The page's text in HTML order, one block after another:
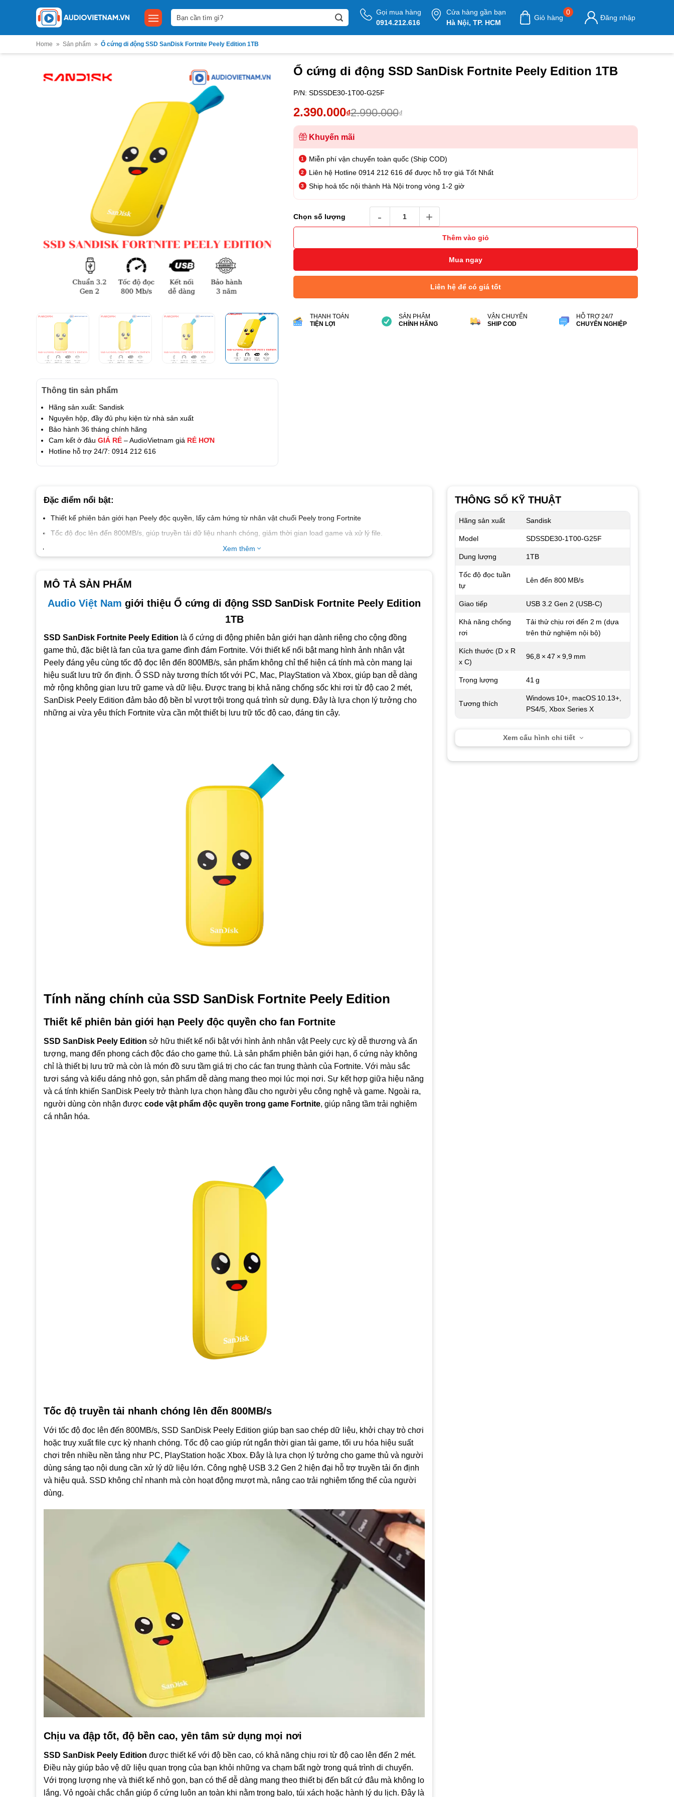
Tìm
kiếm:
Gọi mua hàng
0914.212.616
Cửa hàng gần bạn
Hà Nội, TP. HCM
Giỏ hàng
0
Đăng nhập
Home » Sản phẩm » Ổ cứng di động SSD SanDisk Fortnite Peely Edition 1TB
Thông tin sản phẩm
Hãng sản xuất: Sandisk
Nguyên hộp, đầy đủ phụ kiện từ nhà sản xuất
Bảo hành 36 tháng chính hãng
Cam kết ở đâu GIÁ RẺ – AudioVietnam giá RẺ HƠN
Hotline hỗ trợ 24/7: 0914 212 616
Ổ cứng di động SSD SanDisk Fortnite Peely Edition 1TB
P/N: SDSSDE30-1T00-G25F
2.990.000₫
Giá
gốc
là:
2.990.000₫.
2.390.000₫
Giá
hiện
tại
là:
2.390.000₫.
Khuyến mãi
Miễn phí vận chuyển toàn quốc (Ship COD)
Liên hệ Hotline 0914 212 616 để được hỗ trợ giá Tốt Nhất
Ship hoả tốc nội thành Hà Nội trong vòng 1-2 giờ
Chọn số lượng
Thêm vào giỏ
Mua ngay
Liên hệ để có giá tốt
THANH TOÁN
TIỆN LỢI
SẢN PHẨM
CHÍNH HÃNG
VẬN CHUYỂN
SHIP COD
HỖ TRỢ 24/7
CHUYÊN NGHIỆP
Đặc điểm nổi bật:
Thiết kế phiên bản giới hạn Peely độc quyền , lấy cảm hứng từ nhân vật chuối Peely trong Fortnite
Tốc độ đọc lên đến 800MB/s, giúp truyền tải dữ liệu nhanh chóng, giảm thời gian load game và xử lý file.
, có thể chống rơi từ độ cao lên tới 2 mét, đảm bảo an toàn cho dữ liệu trong môi trường di
chuyển.
nối.
Tặng kèm mã code vật phẩm Fortnite độc quyền, cụ thể là Pickaxe (cuốc) in-game dành riêng cho người dùng mua ổ
Cổng kết nối USB 3.2 Gen 2, đi kèm cáp USB-C to USB-A tiện dụng, hỗ trợ truyền tải ổn định và tốc độ cao.
Bảo hành chính hãng 3 nămtừ SanDisk, yên tâm sử dụng lâu dài với độ tin cậy cao.
Xem thêm
MÔ TẢ SẢN PHẨM
Audio Việt Nam giới thiệu Ổ cứng di động SSD SanDisk Fortnite Peely Edition
1TB
SSD SanDisk Fortnite Peely Edition là ổ cứng di động phiên bản giới hạn dành riêng cho cộng đồng
game thủ, đặc biệt là fan của tựa game đình đám Fortnite. Với thiết kế nổi bật mang hình ảnh nhân vật
Peely đáng yêu cùng tốc độ đọc lên đến 800MB/s, sản phẩm không chỉ thể hiện cá tính mà còn mang lại
hiệu suất lưu trữ ổn định. Ổ SSD này tương thích tốt với PC, Mac, PlayStation và Xbox, giúp bạn dễ dàng
mở rộng không gian lưu trữ game và dữ liệu. Được trang bị khả năng chống sốc khi rơi từ độ cao 2 mét,
SanDisk Peely Edition đảm bảo độ bền bỉ vượt trội trong quá trình sử dụng. Đây là lựa chọn lý tưởng cho
những ai vừa yêu thích Fortnite vừa cần một thiết bị lưu trữ tốc độ cao, đáng tin cậy.
Tính năng chính của SSD SanDisk Fortnite Peely Edition
Thiết kế phiên bản giới hạn Peely độc quyền cho fan Fortnite
SSD SanDisk Peely Edition sở hữu thiết kế nổi bật với hình ảnh nhân vật Peely cực kỳ dễ thương và ấn
tượng, mang đến phong cách độc đáo cho game thủ. Là sản phẩm phiên bản giới hạn, ổ cứng này không
chỉ là thiết bị lưu trữ mà còn là món đồ sưu tầm giá trị cho các fan trung thành của Fortnite. Với màu sắc
tươi sáng và kiểu dáng nhỏ gọn, sản phẩm dễ dàng mang theo mọi lúc mọi nơi. Sự kết hợp giữa hiệu năng
và cá tính khiến SanDisk Peely trở thành lựa chọn hàng đầu cho người yêu công nghệ và game. Ngoài ra,
người dùng còn nhận được code vật phẩm độc quyền trong game Fortnite, giúp nâng tầm trải nghiệm
cá nhân hóa.
Tốc độ truyền tải nhanh chóng lên đến 800MB/s
Với tốc độ đọc lên đến 800MB/s, SSD SanDisk Peely Edition giúp bạn sao chép dữ liệu, khởi chạy trò chơi
hoặc truy xuất file cực kỳ nhanh chóng. Tốc độ cao giúp rút ngắn thời gian tải game, tối ưu hóa hiệu suất
chơi trên nhiều nền tảng như PC, PlayStation hoặc Xbox. Đây là lựa chọn lý tưởng cho game thủ và người
dùng sáng tạo nội dung cần xử lý dữ liệu lớn. Công nghệ USB 3.2 Gen 2 hiện đại hỗ trợ truyền tải ổn định
và hiệu quả. SSD không chỉ nhanh mà còn hoạt động mượt mà, nâng cao trải nghiệm tổng thể của người
dùng.
Chịu va đập tốt, độ bền cao, yên tâm sử dụng mọi nơi
SSD SanDisk Peely Edition được thiết kế với độ bền cao, có khả năng chịu rơi từ độ cao lên đến 2 mét.
Điều này giúp bảo vệ dữ liệu quan trọng của bạn khỏi những va chạm bất ngờ trong quá trình di chuyển.
Với trọng lượng nhẹ và thiết kế nhỏ gọn, bạn có thể dễ dàng mang theo thiết bị đến bất cứ đâu mà không lo
lắng. Vỏ ngoài chắc chắn giúp ổ cứng luôn an toàn khi nằm trong balo, túi xách hoặc hành lý du lịch. Đây là
THÔNG SỐ KỸ THUẬT
Hãng sản xuất Sandisk
Model SDSSDE30-1T00-G25F
Dung lượng 1TB
Tốc độ đọc tuần
tự
Lên đến 800 MB/s
Giao tiếp USB 3.2 Gen 2 (USB‑C)
Khả năng chống
rơi
Tải thử chịu rơi đến 2 m (dựa
trên thử nghiệm nội bộ)
Kích thước (D x R
x C)
96,8 × 47 × 9,9 mm
Trọng lượng 41 g
Tương thích
Windows 10+, macOS 10.13+,
PS4/5, Xbox Series X
Xem cấu hình chi tiết